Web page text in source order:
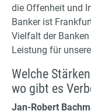
die Offenheit und
Banker ist
Vielfalt der
Leistung für
Welche
wo gibt es
Jan-Robert